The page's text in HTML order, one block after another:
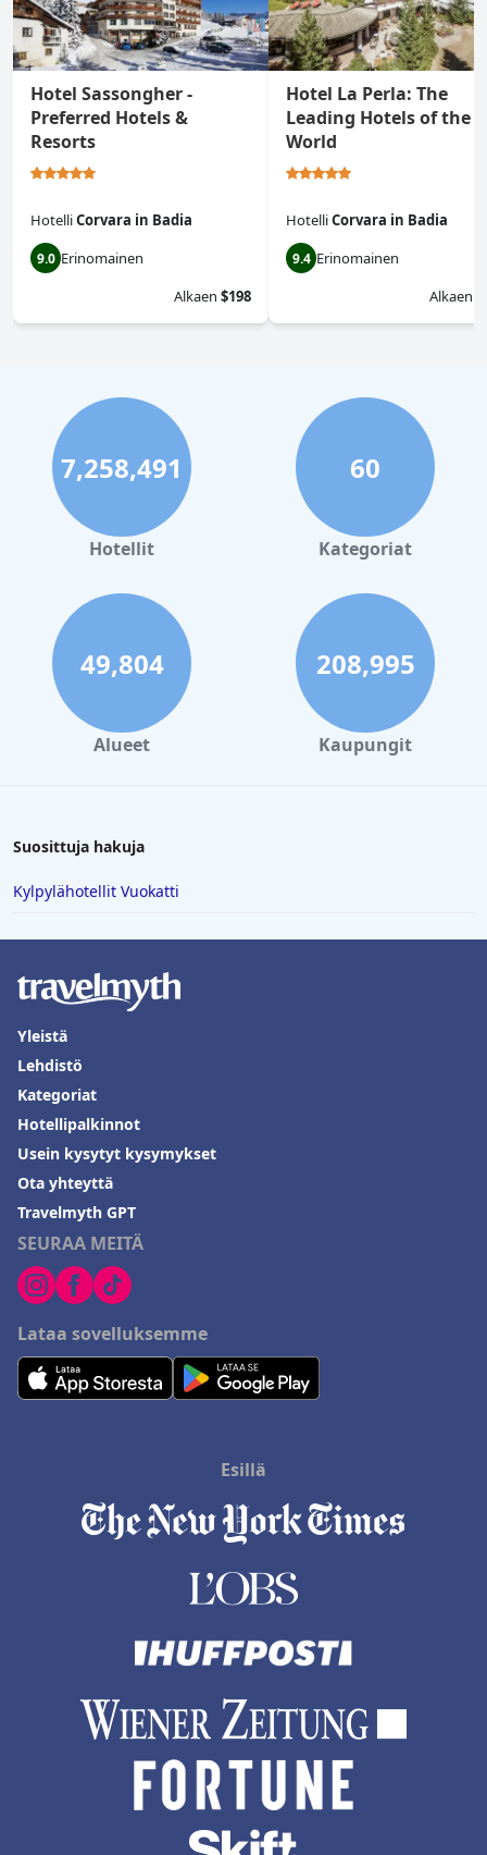
Hotel Sassongher -
Preferred Hotels &
Resorts
HotelliCorvara in Badia
9.0 Erinomainen
Alkaen $198
Hotel La Perla: The
Leading Hotels of the
World
HotelliCorvara in Badia
9.4 Erinomainen
Alkaen
7,258,491
Hotellit
60
Kategoriat
49,804
Alueet
208,995
Kaupungit
Suosittuja hakuja
Kylpylähotellit Vuokatti
SEURAA MEITÄ
Lataa sovelluksemme
Yleistä
Lehdistö
Kategoriat
Hotellipalkinnot
Usein kysytyt kysymykset
Ota yhteyttä
Travelmyth GPT
Esillä